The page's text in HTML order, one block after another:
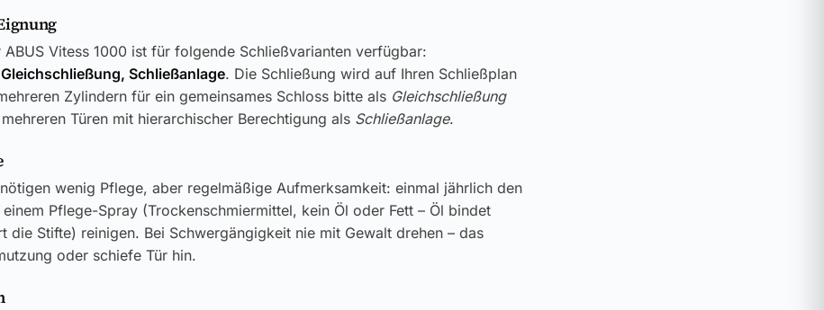
Vitess 1000 ist für folgende Schließvarianten verfügbar:
Schließanlage. Die Schließung wird auf Ihren Schließplan
Zylindern für ein gemeinsames Schloss bitte als Gleichschließung
Türen mit hierarchischer Berechtigung als Schließanlage.
wenig Pflege, aber regelmäßige Aufmerksamkeit: einmal jährlich den
Pflege-Spray (Trockenschmiermittel, kein Öl oder Fett – Öl bindet
die Stifte) reinigen. Bei Schwergängigkeit nie mit Gewalt drehen – das
oder schiefe Tür hin.